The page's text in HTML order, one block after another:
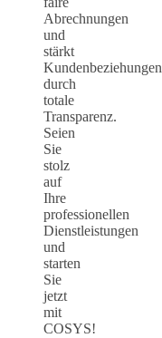
Abrechnungen
und
stärkt
Kundenbeziehungen
durch
totale
Transparenz.
Seien
Sie
stolz
auf
Ihre
professionellen
Dienstleistungen
und
starten
Sie
jetzt
mit
COSYS!